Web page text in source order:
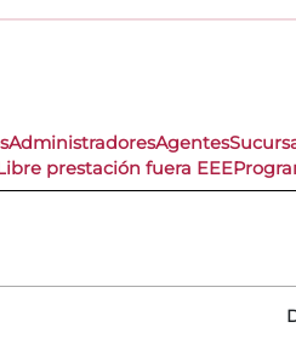
AdministradoresAgentes
prestación fuera EEE